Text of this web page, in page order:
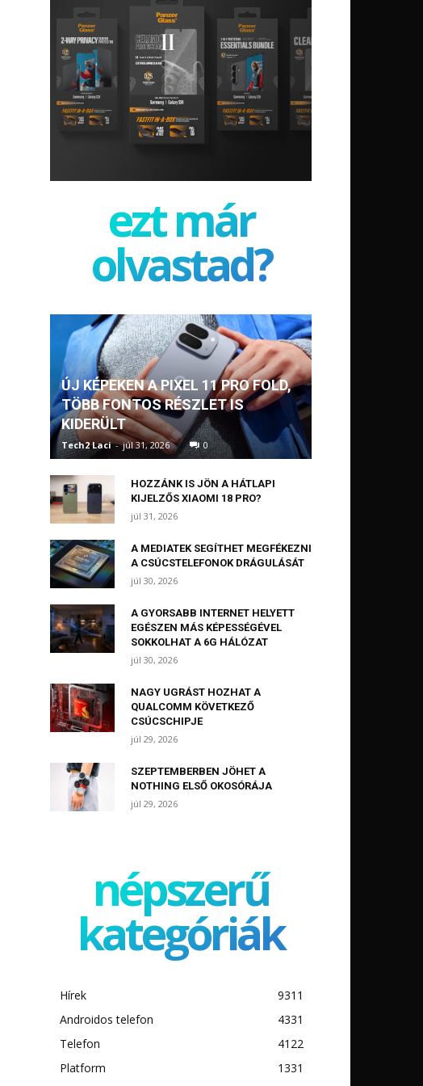
ezt már
olvastad?
ÚJ KÉPEKEN A PIXEL 11 PRO FOLD,
TÖBB FONTOS RÉSZLET IS
KIDERÜLT
Tech2 Laci - júl 31, 2026 0
HOZZÁNK IS JÖN A HÁTLAPI
KIJELZŐS XIAOMI 18 PRO?
júl 31, 2026
A MEDIATEK SEGÍTHET MEGFÉKEZNI
A CSÚCSTELEFONOK DRÁGULÁSÁT
júl 30, 2026
A GYORSABB INTERNET HELYETT
EGÉSZEN MÁS KÉPESSÉGÉVEL
SOKKOLHAT A 6G HÁLÓZAT
júl 30, 2026
NAGY UGRÁST HOZHAT A
QUALCOMM KÖVETKEZŐ
CSÚCSCHIPJE
júl 29, 2026
SZEPTEMBERBEN JÖHET A
NOTHING ELSŐ OKOSÓRÁJA
júl 29, 2026
népszerű
kategóriák
Hírek
9311
Androidos telefon
4331
Telefon
4122
Platform
1331